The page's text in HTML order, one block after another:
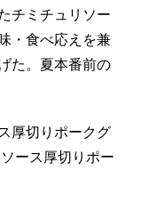
チミチュリソー
・食べ応えを兼
た。夏本番前の
厚切りポークグ
ース厚切りポー